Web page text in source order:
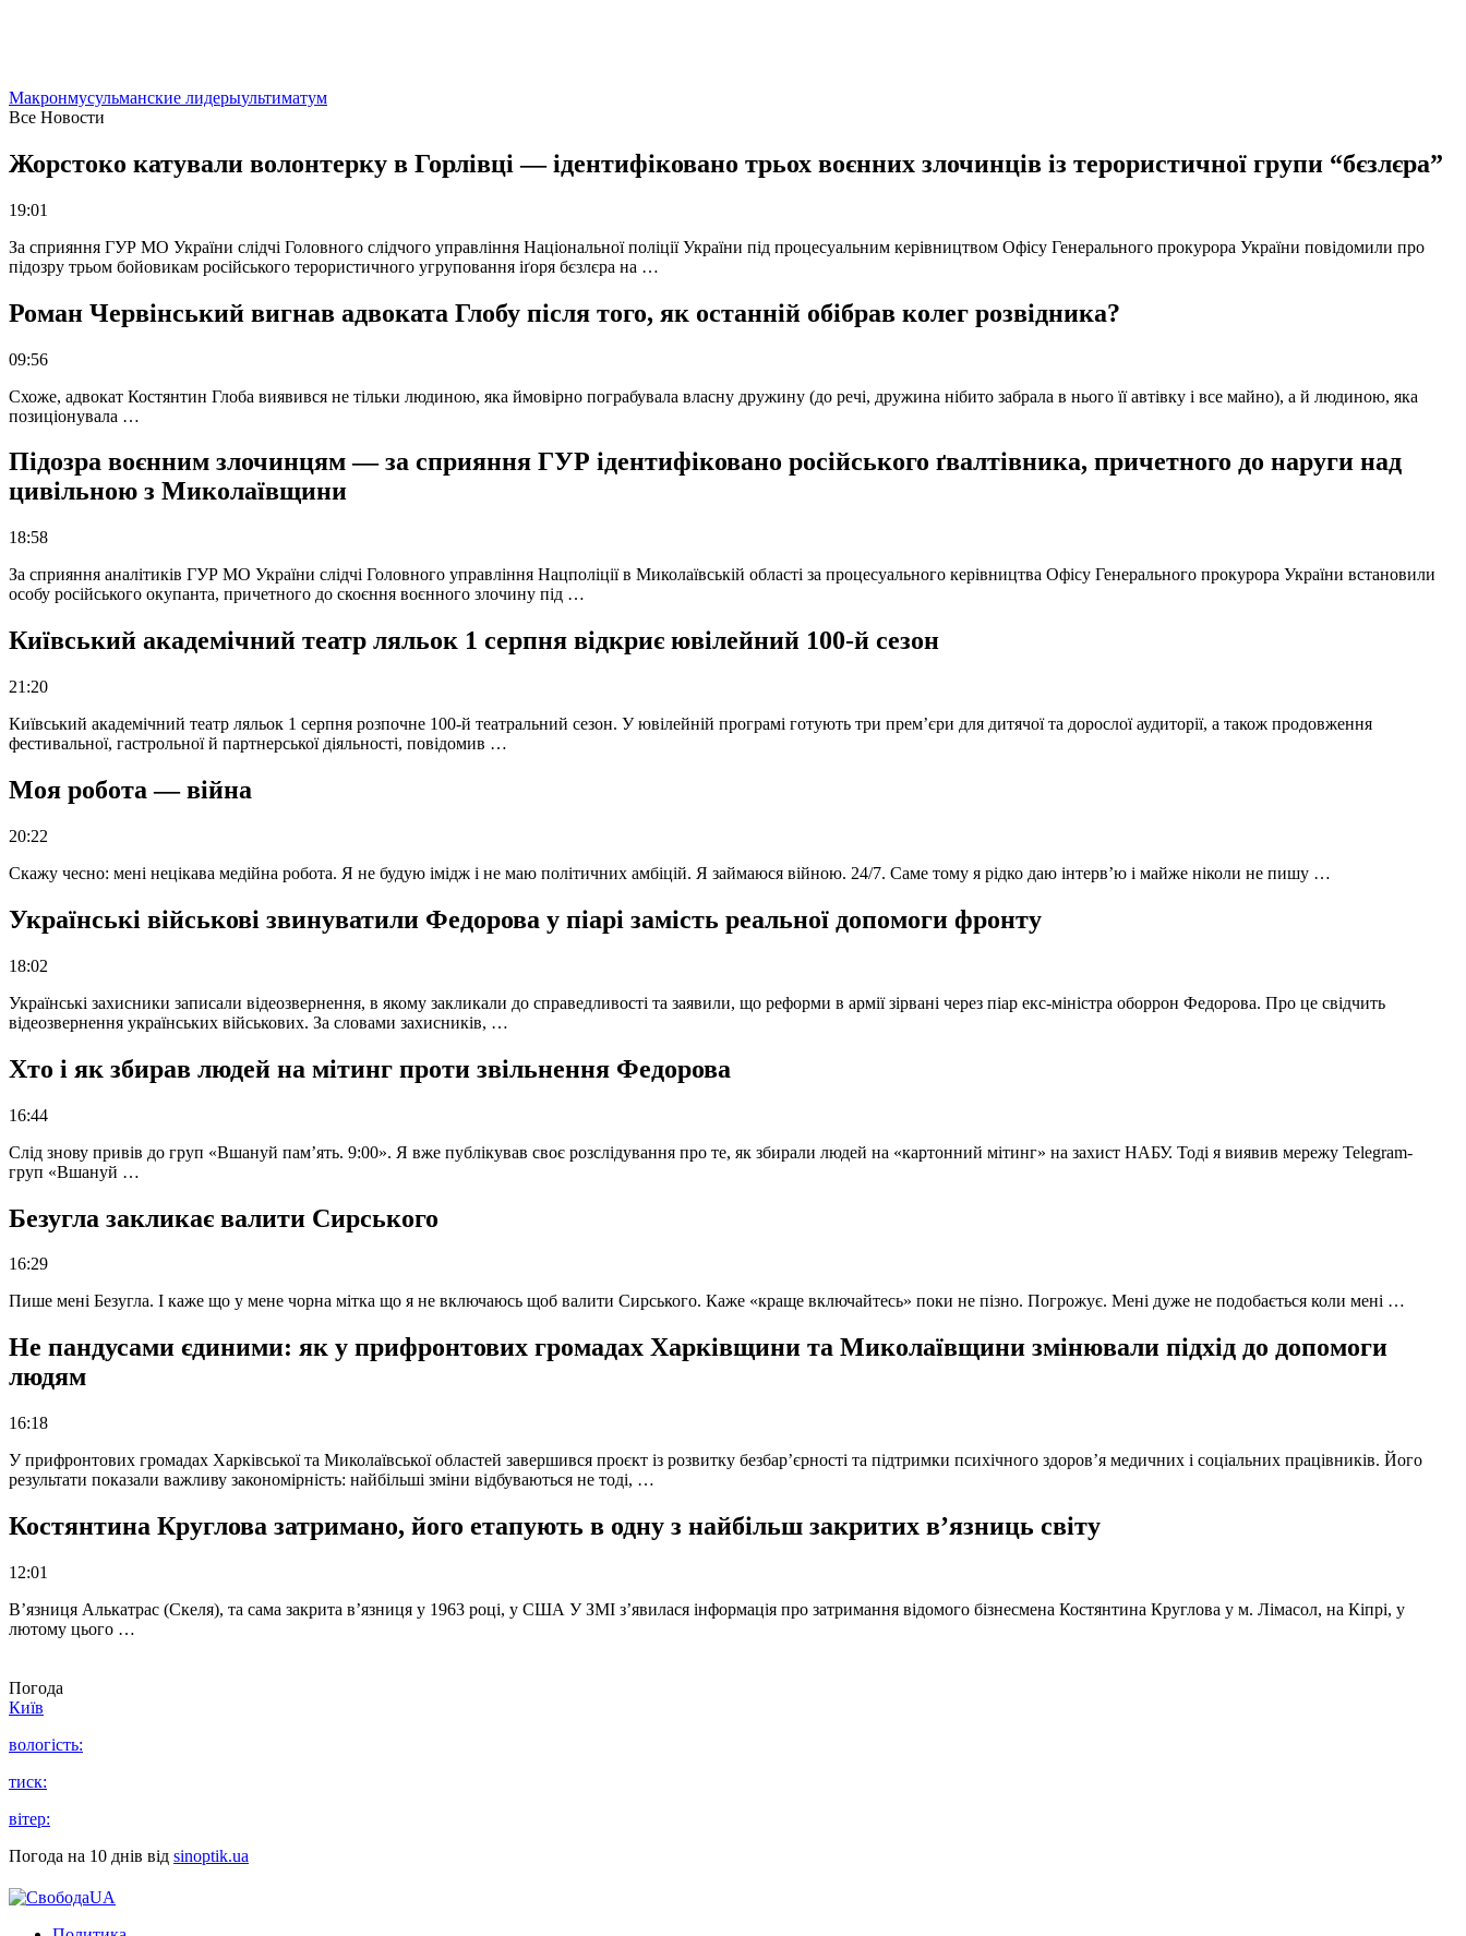
Макронмусульманские лидерыультиматум
Все Новости
Жорстоко катували волонтерку в Горлівці — ідентифіковано трьох воєнних злочинців із терористичної групи “бєзлєра”
19:01
За сприяння ГУР МО України слідчі Головного слідчого управління Національної поліції України під процесуальним керівництвом Офісу Генерального прокурора України повідомили про
підозру трьом бойовикам російського терористичного угруповання іґоря бєзлєра на …
Роман Червінський вигнав адвоката Глобу після того, як останній обібрав колег розвідника?
09:56
Схоже, адвокат Костянтин Глоба виявився не тільки людиною, яка ймовірно пограбувала власну дружину (до речі, дружина нібито забрала в нього її автівку і все майно), а й людиною, яка
позиціонувала …
Підозра воєнним злочинцям — за сприяння ГУР ідентифіковано російського ґвалтівника, причетного до наруги над
цивільною з Миколаївщини
18:58
За сприяння аналітиків ГУР МО України слідчі Головного управління Нацполіції в Миколаївській області за процесуального керівництва Офісу Генерального прокурора України встановили
особу російського окупанта, причетного до скоєння воєнного злочину під …
Київський академічний театр ляльок 1 серпня відкриє ювілейний 100-й сезон
21:20
Київський академічний театр ляльок 1 серпня розпочне 100-й театральний сезон. У ювілейній програмі готують три прем’єри для дитячої та дорослої аудиторії, а також продовження
фестивальної, гастрольної й партнерської діяльності, повідомив …
Моя робота — війна
20:22
Скажу чесно: мені нецікава медійна робота. Я не будую імідж і не маю політичних амбіцій. Я займаюся війною. 24/7. Саме тому я рідко даю інтерв’ю і майже ніколи не пишу …
Українські військові звинуватили Федорова у піарі замість реальної допомоги фронту
18:02
Українські захисники записали відеозвернення, в якому закликали до справедливості та заявили, що реформи в армії зірвані через піар екс-міністра оборрон Федорова. Про це свідчить
відеозвернення українських військових. За словами захисників, …
Хто і як збирав людей на мітинг проти звільнення Федорова
16:44
Слід знову привів до груп «Вшануй пам’ять. 9:00». Я вже публікував своє розслідування про те, як збирали людей на «картонний мітинг» на захист НАБУ. Тоді я виявив мережу Telegram-
груп «Вшануй …
Безугла закликає валити Сирського
16:29
Пише мені Безугла. І каже що у мене чорна мітка що я не включаюсь щоб валити Сирського. Каже «краще включайтесь» поки не пізно. Погрожує. Мені дуже не подобається коли мені …
Не пандусами єдиними: як у прифронтових громадах Харківщини та Миколаївщини змінювали підхід до допомоги
людям
16:18
У прифронтових громадах Харківської та Миколаївської областей завершився проєкт із розвитку безбар’єрності та підтримки психічного здоров’я медичних і соціальних працівників. Його
результати показали важливу закономірність: найбільші зміни відбуваються не тоді, …
Костянтина Круглова затримано, його етапують в одну з найбільш закритих в’язниць світу
12:01
В’язниця Алькатрас (Скеля), та сама закрита в’язниця у 1963 році, у США У ЗМІ з’явилася інформація про затримання відомого бізнесмена Костянтина Круглова у м. Лімасол, на Кіпрі, у
лютому цього …
Погода
Київ
вологість:
тиск:
вітер:
Погода на 10 днів від sinoptik.ua